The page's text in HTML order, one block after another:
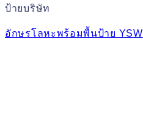
ป้ายบริษัท
อักษรโลหะพร้อมพื้นป้าย YSW